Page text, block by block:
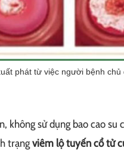
phát từ việc người bệnh
không sử dụng bao cao
trạngviêm lộ tuyến cổ tử